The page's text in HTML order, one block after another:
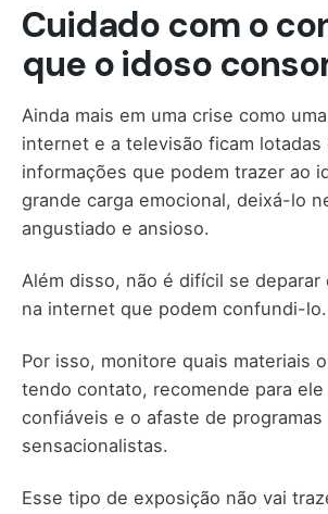
Cuidado com o
que o idoso
Ainda mais em uma crise como
internet e a televisão ficam lotadas
informações que podem trazer ao
grande carga emocional, deixá-lo
angustiado e ansioso.
Além disso, não é difícil se deparar
na internet que podem confundi-lo.
Por isso, monitore quais materiais
tendo contato, recomende para
confiáveis e o afaste de programas
sensacionalistas.
Esse tipo de exposição não vai